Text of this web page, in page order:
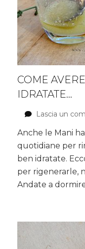
COME
IDRATATE…
Lascia un
Anche le Mani
quotidiane per
ben idratate.
per rigenerarle,
Andate a